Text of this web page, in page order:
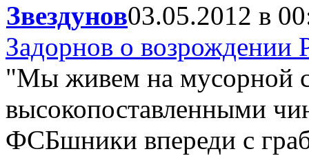
Звездунов03.05.2012 в
Задорнов о возрождении
"Мы живем на мусорной
высокопоставленными
ФСБшники впереди с